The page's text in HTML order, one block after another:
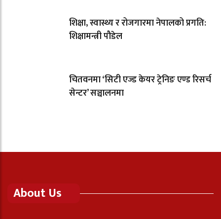
शिक्षा, स्वास्थ्य र रोजगारमा नेपालको प्रगति:
शिक्षामन्त्री पौडेल
चितवनमा ‘सिटी एज्ड केयर ट्रेनिङ एण्ड रिसर्च
सेन्टर’ सञ्चालनमा
About Us